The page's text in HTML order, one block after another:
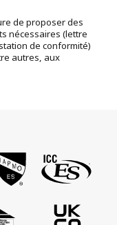
de proposer des
nécessaires (lettre
de conformité)
autres, aux